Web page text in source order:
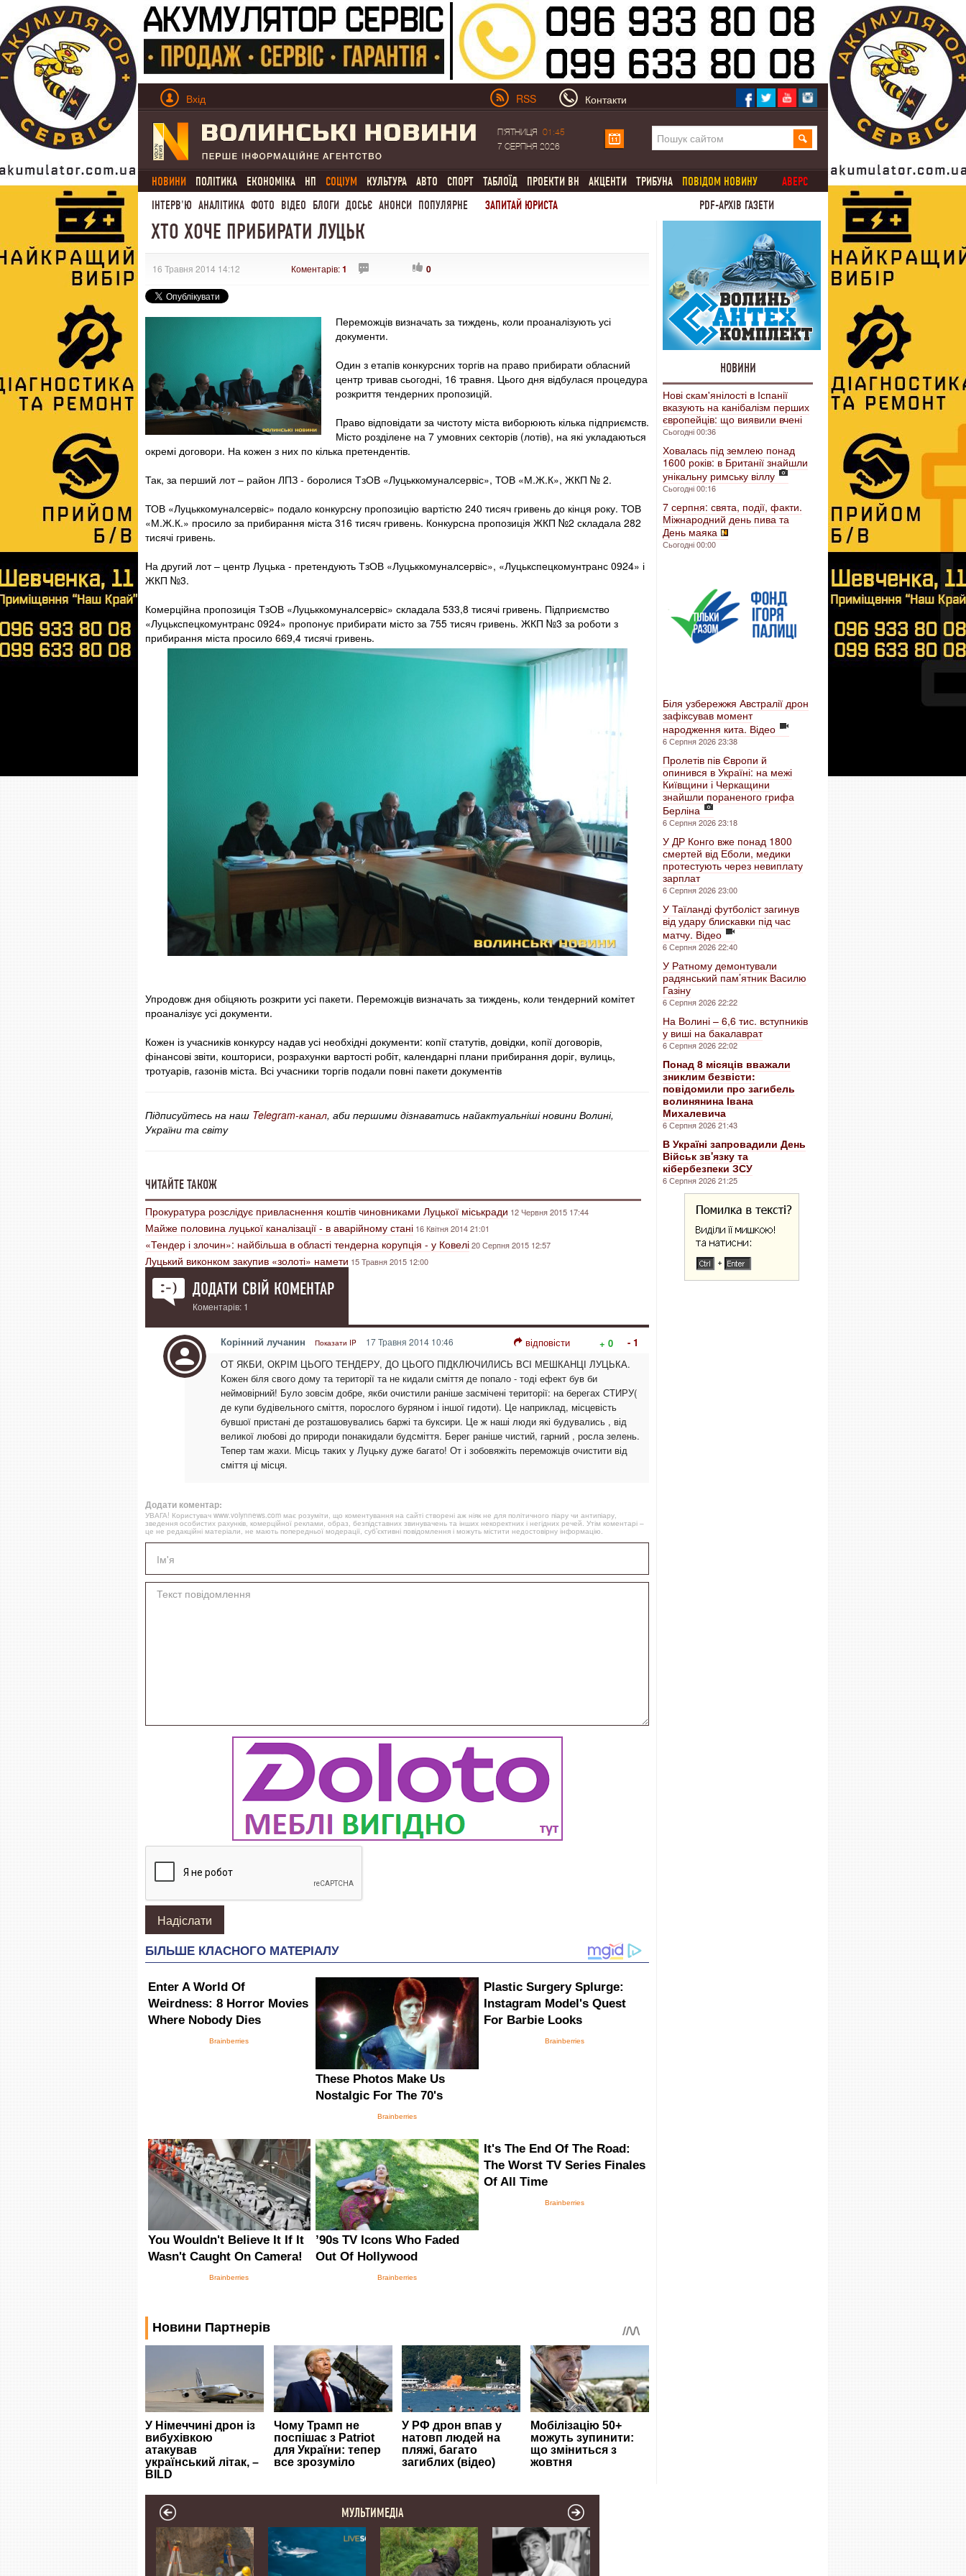
Вхід RSS Контакти
П'ЯТНИЦЯ
01:45
7 СЕРПНЯ 2026
НОВИНИ ПОЛІТИКА ЕКОНОМІКА НП СОЦІУМ КУЛЬТУРА АВТО СПОРТ ТАБЛОЇД ПРОЕКТИ ВН АКЦЕНТИ ТРИБУНА ПОВІДОМ НОВИНУ
АВЕРС
ІНТЕРВ'Ю АНАЛІТИКА ФОТО ВІДЕО БЛОГИ ДОСЬЄ АНОНСИ ПОПУЛЯРНЕ ЗАПИТАЙ ЮРИСТА PDF-АРХІВ ГАЗЕТИ
ХТО ХОЧЕ ПРИБИРАТИ ЛУЦЬК
16 Травня 2014 14:12 Коментарів:1 0
Переможців визначать за тиждень, коли проаналізують усі
документи.
Один з етапів конкурсних торгів на право прибирати обласний
центр тривав сьогодні, 16 травня. Цього дня відбулася процедура
розкриття тендерних пропозицій.
Право відповідати за чистоту міста виборюють кілька підприємств.
Місто розділене на 7 умовних секторів (лотів), на які укладаються
окремі договори. На кожен з них по кілька претендентів.
Так, за перший лот – район ЛПЗ - боролися ТзОВ «Луцьккомуналсервіс», ТОВ «М.Ж.К», ЖКП № 2.
ТОВ «Луцьккомуналсервіс» подало конкурсну пропозицію вартістю 240 тисяч гривень до кінця року. ТОВ
«М.Ж.К.» просило за прибирання міста 316 тисяч гривень. Конкурсна пропозиція ЖКП №2 складала 282
тисячі гривень.
На другий лот – центр Луцька - претендують ТзОВ «Луцьккомуналсервіс», «Луцькспецкомунтранс 0924» і
ЖКП №3.
Комерційна пропозиція ТзОВ «Луцьккомуналсервіс» складала 533,8 тисячі гривень. Підприємство
«Луцькспецкомунтранс 0924» пропонує прибирати місто за 755 тисяч гривень. ЖКП №3 за роботи з
прибирання міста просило 669,4 тисячі гривень.
Упродовж дня обіцяють розкрити усі пакети. Переможців визначать за тиждень, коли тендерний комітет
проаналізує усі документи.
Кожен із учасників конкурсу надав усі необхідні документи: копії статутів, довідки, копії договорів,
фінансові звіти, кошториси, розрахунки вартості робіт, календарні плани прибирання доріг, вулиць,
тротуарів, газонів міста. Всі учасники торгів подали повні пакети документів
Підписуйтесь на наш Telegram-канал, аби першими дізнаватись найактуальніші новини Волині,
України та світу
ЧИТАЙТЕ ТАКОЖ
Прокуратура розслідує привласнення коштів чиновниками Луцької міськради 12 Червня 2015 17:44
Майже половина луцької каналізації - в аварійному стані 16 Квітня 2014 21:01
«Тендер і злочин»: найбільша в області тендерна корупція - у Ковелі20 Серпня 2015 12:57
Луцький виконком закупив «золоті» намети 15 Травня 2015 12:00
ДОДАТИ СВІЙ КОМЕНТАР
Коментарів: 1
Корінний лучанин Показати IP 17 Травня 2014 10:46 відповісти + 0
- 1
ОТ ЯКБИ, ОКРІМ ЦЬОГО ТЕНДЕРУ, ДО ЦЬОГО ПІДКЛЮЧИЛИСЬ ВСІ МЕШКАНЦІ ЛУЦЬКА.
Кожен біля свого дому та території та не кидали сміття де попало - тоді ефект був би
неймовірний! Було зовсім добре, якби очистили раніше засмічені території: на берегах СТИРУ(
де купи будівельного сміття, порослого буряном і іншої гидоти). Це наприклад, місцевість
бувшої пристані де розташовувались баржі та буксири. Це ж наші люди які будувались , від
великої любові до природи понакидали будсміття. Берег раніше чистий, гарний , росла зелень.
Тепер там жахи. Місць таких у Луцьку дуже багато! От і зобовяжіть переможців очистити від
сміття ці місця.
Додати коментар:
УВАГА! Користувач www.volynnews.com має розуміти, що коментування на сайті створені аж ніяк не для політичного піару чи антипіару,
зведення особистих рахунків, комерційної реклами, образ, безпідставних звинувачень та інших некоректних і негідних речей. Утім коментарі –
це не редакційні матеріали, не мають попередньої модерації, суб’єктивні повідомлення і можуть містити недостовірну інформацію.
НОВИНИ
Нові скам'янілості в Іспанії
вказують на канібалізм перших
європейців: що виявили вчені
Сьогодні 00:36
Ховалась під землею понад
1600 років: в Британії знайшли
унікальну римську віллу
Сьогодні 00:16
7 серпня: свята, події, факти.
Міжнародний день пива та
День маяка
Сьогодні 00:00
Біля узбережжя Австралії дрон
зафіксував момент
народження кита. Відео
6 Серпня 2026 23:38
Пролетів пів Європи й
опинився в Україні: на межі
Київщини і Черкащини
знайшли пораненого грифа
Берліна
6 Серпня 2026 23:18
У ДР Конго вже понад 1800
смертей від Еболи, медики
протестують через невиплату
зарплат
6 Серпня 2026 23:00
У Таїланді футболіст загинув
від удару блискавки під час
матчу. Відео
6 Серпня 2026 22:40
У Ратному демонтували
радянський пам’ятник Василю
Газіну
6 Серпня 2026 22:22
На Волині – 6,6 тис. вступників
у виші на бакалаврат
6 Серпня 2026 22:02
Понад 8 місяців вважали
зниклим безвісти:
повідомили про загибель
волинянина Івана
Михалевича
6 Серпня 2026 21:43
В Україні запровадили День
Військ зв'язку та
кібербезпеки ЗСУ
6 Серпня 2026 21:25
МУЛЬТИМЕДІА